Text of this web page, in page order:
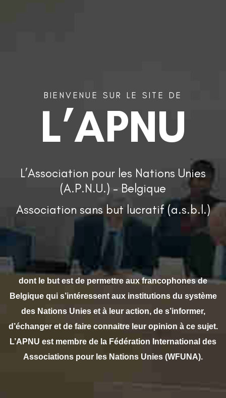
BIENVENUE SUR LE SITE DE
L’APNU
L’Association pour les Nations Unies
(A.P.N.U.) – Belgique
Association sans but lucratif (a.s.b.l.)
dont le but est de permettre aux francophones de
Belgique qui s’intéressent aux institutions du système
des Nations Unies et à leur action, de s’informer,
d’échanger et de faire connaitre leur opinion à ce sujet.
L’APNU est membre de la Fédération International des
Associations pour les Nations Unies (WFUNA).